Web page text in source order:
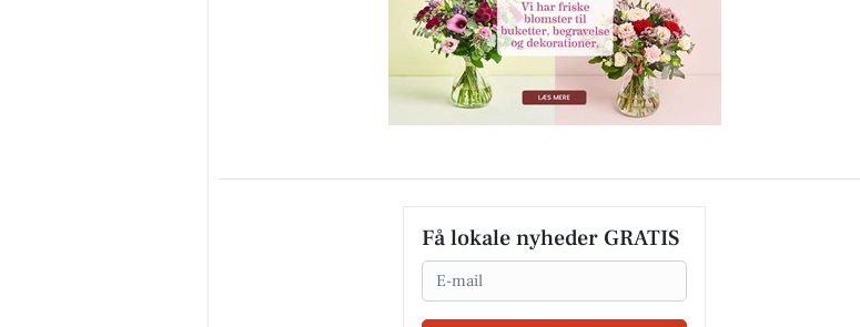
Få lokale nyheder GRATIS
Email